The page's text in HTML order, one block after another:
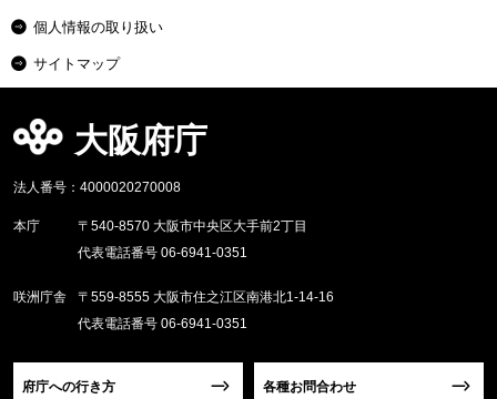
個人情報の取り扱い
サイトマップ
大阪府庁
法人番号：4000020270008
本庁
〒540-8570 大阪市中央区大手前2丁目
代表電話番号 06-6941-0351
咲洲庁舎
〒559-8555 大阪市住之江区南港北1-14-16
代表電話番号 06-6941-0351
府庁への行き方 各種お問合わせ